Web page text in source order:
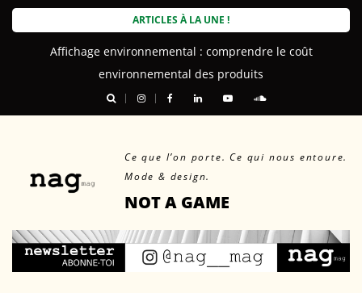
Skip
ARTICLES À LA UNE !
Affichage environnemental : comprendre le coût
environnemental des produits
Ce que l’on porte. Ce qui nous entoure.
Mode & design.
NOT A GAME